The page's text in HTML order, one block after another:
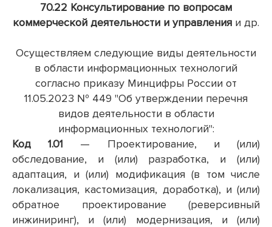
70.22 Консультирование по вопросам
коммерческой деятельности и управления и др.
Осуществляем следующие виды деятельности
в области информационных технологий
согласно приказу Минцифры России от
11.05.2023 № 449 "Об утверждении перечня
видов деятельности в области
информационных технологий":
Код 1.01 — Проектирование, и (или)
обследование, и (или) разработка, и (или)
адаптация, и (или) модификация (в том числе
локализация, кастомизация, доработка), и (или)
обратное проектирование (реверсивный
инжиниринг), и (или) модернизация, и (или)